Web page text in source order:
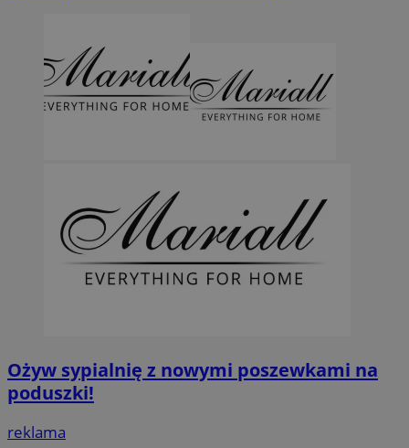
Ożyw sypialnię z nowymi poszewkami na
poduszki!
reklama